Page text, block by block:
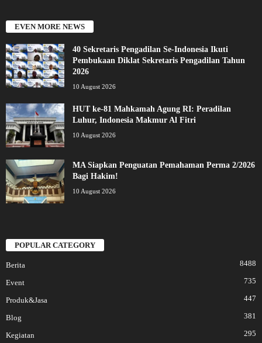
EVEN MORE NEWS
40 Sekretaris Pengadilan Se-Indonesia Ikuti
Pembukaan Diklat Sekretaris Pengadilan Tahun
2026
10 August 2026
HUT ke-81 Mahkamah Agung RI: Peradilan
Luhur, Indonesia Makmur Al Fitri
10 August 2026
MA Siapkan Penguatan Pemahaman Perma 2/2026
Bagi Hakim!
10 August 2026
POPULAR CATEGORY
Berita 8488
Event 735
Produk&Jasa 447
Blog 381
Kegiatan 295